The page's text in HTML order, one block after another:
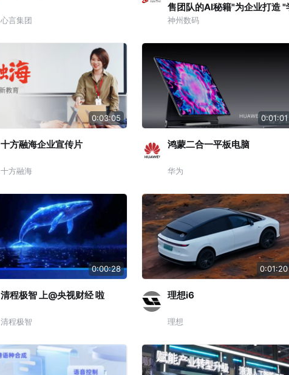
心言集团
售团队的AI秘籍"为企业打造 "
- 练 - 用" 一体化智能培训闭环
神州数码
0:03:05
十方融海企业宣传片
十方融海
0:01:01
鸿蒙二合一平板电脑
华为
0:00:28
清程极智 上@央视财经 啦
清程极智
0:01:20
理想i6
理想